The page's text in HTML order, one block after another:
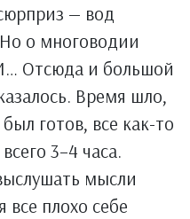
— вод
о многоводии
Отсюда и большой
Время шло,
готов, все как-то
3–4 часа.
мысли
плохо себе